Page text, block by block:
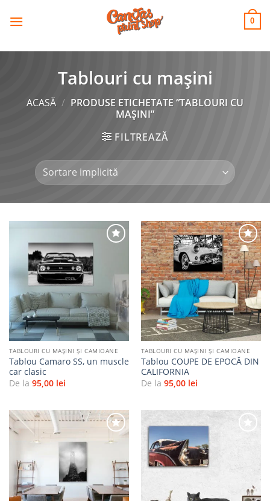
CANVAS
PRINT SHOP 0
Tablouri cu mașini
ACASĂ / PRODUSE ETICHETATE “TABLOURI CU
MAȘINI”
FILTREAZĂ
TABLOURI CU MAŞINI ŞI CAMIOANE
Tablou Camaro SS, un muscle
car clasic
De la 95,00 lei
Adaugă
la
favorite
TABLOURI CU MAŞINI ŞI CAMIOANE
Tablou COUPE DE EPOCĂ DIN
CALIFORNIA
De la 95,00 lei
Adaugă
la
favorite